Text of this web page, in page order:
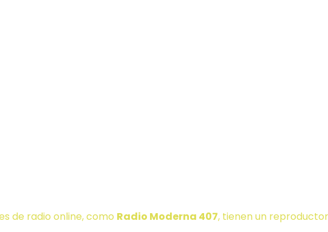
de radio online, como Radio Moderna 407, tienen un